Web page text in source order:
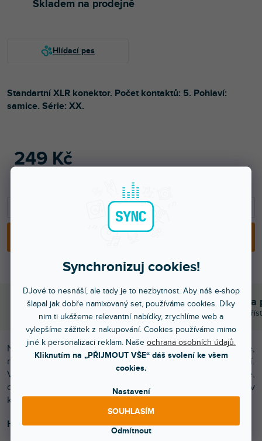
Synchronizuj cookies!
DJové to nesnáší, ale tady je to nezbytnost. Aby náš e-shop
šlapal jak dobře namixovaný set, používáme cookies. Díky
nim ti ukážeme relevantní nabídky, zrychlíme web a
vylepšíme zážitek z nakupování. Cookies používáme mimo
jiné k personalizaci reklam. Naše ochrana osobních údajů.
Kliknutím na „PŘIJMOUT VŠE“ dáš svolení ke všem
cookies.
Nastavení
Odmítnout
SOUHLASÍM
249 Kč
Skladem na prodejně
Standartní XLR konektor. Počet kontaktů: 5. Pohlaví:
samice. Série: XX.
Bleskové doručení
Objednávky do 15:00 letí hned
Komunikace a
Chválíte nás za
Nová generace kabelových XLR konektorů XX-série,
nahrazuje starší X-série a nabízí několik nových funkcí.
Vyniká svojí spolehlivou konstrukcí, jednoduchostí montáže,
originální integritou kontaktů a stabilní fixací kabelu v
konektoru.
Hlavní přednosti: